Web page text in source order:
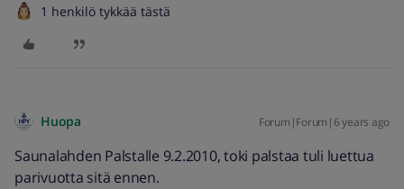
1 henkilö tykkää tästä
Huopa Forum|Forum|6 years ago
Saunalahden Palstalle 9.2.2010, toki palstaa tuli luettua
parivuotta sitä ennen.